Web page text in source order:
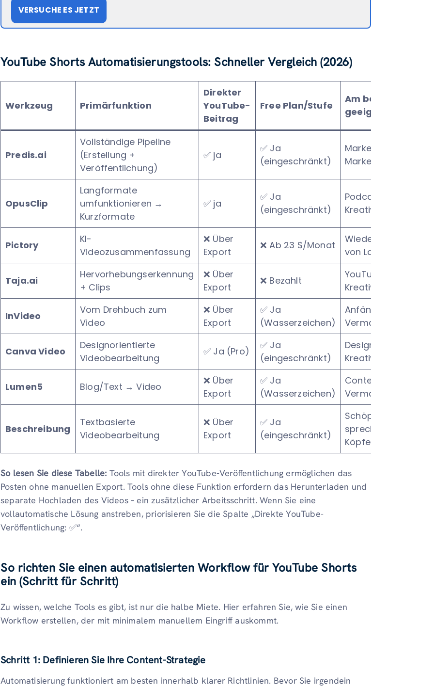
VERSUCHE ES JETZT
YouTube Shorts Automatisierungstools: Schneller Vergleich (2026)
Werkzeug Primärfunktion
Direkter
YouTube-
Beitrag
Free Plan/Stufe
Am besten
geeignet,
Predis.ai
Vollständige Pipeline
(Erstellung +
Veröffentlichung)
✅ ja
✅ Ja
(eingeschränkt)
Marken und
Marketingfachleute
OpusClip
Langformate
umfunktionieren →
Kurzformate
✅ ja
✅ Ja
(eingeschränkt)
Podcaster &
Kreative
Pictory
KI-
Videozusammenfassung
❌ Über
Export
❌ Ab 23 $/Monat
Wiederverwertung
von Langformen
Taja.ai
Hervorhebungserkennung
+ Clips
❌ Über
Export
❌ Bezahlt
YouTube-First-
Kreative
InVideo
Vom Drehbuch zum
Video
❌ Über
Export
✅ Ja
(Wasserzeichen)
Anfänger &
Vermarkter
Canva Video
Designorientierte
Videobearbeitung
✅ Ja (Pro)
✅ Ja
(eingeschränkt)
Designorientierte
Kreative
Lumen5 Blog/Text → Video
❌ Über
Export
✅ Ja
(Wasserzeichen)
Content-
Vermarkter
Beschreibung
Textbasierte
Videobearbeitung
❌ Über
Export
✅ Ja
(eingeschränkt)
Schöpfer von
sprechenden
Köpfen
So lesen Sie diese Tabelle: Tools mit direkter YouTube-Veröffentlichung ermöglichen das
Posten ohne manuellen Export. Tools ohne diese Funktion erfordern das Herunterladen und
separate Hochladen des Videos – ein zusätzlicher Arbeitsschritt. Wenn Sie eine
vollautomatische Lösung anstreben, priorisieren Sie die Spalte „Direkte YouTube-
Veröffentlichung: ✅“.
So richten Sie einen automatisierten Workflow für YouTube Shorts
ein (Schritt für Schritt)
Zu wissen, welche Tools es gibt, ist nur die halbe Miete. Hier erfahren Sie, wie Sie einen
Workflow erstellen, der mit minimalem manuellem Eingriff auskommt.
Schritt 1: Definieren Sie Ihre Content-Strategie
Automatisierung funktioniert am besten innerhalb klarer Richtlinien. Bevor Sie irgendein